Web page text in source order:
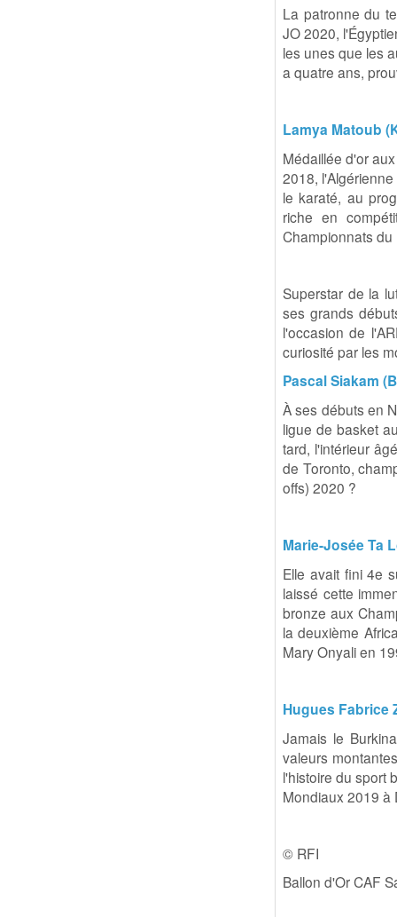
La patronne du
JO 2020,
les unes que les
a quatre ans,
Lamya Matoub
Médaillée d'or
2018,
le karaté, au
riche en
Championnats
Superstar de la
ses grands
l'occasion de
curiosité par les
Pascal Siakam
À ses débuts en
ligue de basket
tard, l'intérieur
de Toronto,
offs) 2020 ?
Marie-Josée Ta
Elle avait fini 4e
laissé cette
bronze aux
la deuxième
Mary Onyali en
Hugues Fabrice
Jamais le
valeurs
l'histoire du sport
Mondiaux 2019 à
© RFI
Ballon d'Or CAF